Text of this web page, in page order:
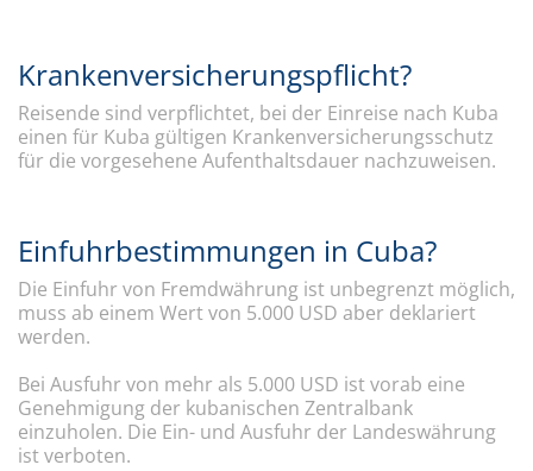
Krankenversicherungspflicht?
Reisende sind verpflichtet, bei der Einreise nach Kuba
einen für Kuba gültigen Krankenversicherungsschutz
für die vorgesehene Aufenthaltsdauer nachzuweisen.
Einfuhrbestimmungen in Cuba?
Die Einfuhr von Fremdwährung ist unbegrenzt möglich,
muss ab einem Wert von 5.000 USD aber deklariert
werden.
Bei Ausfuhr von mehr als 5.000 USD ist vorab eine
Genehmigung der kubanischen Zentralbank
einzuholen. Die Ein- und Ausfuhr der Landeswährung
ist verboten.